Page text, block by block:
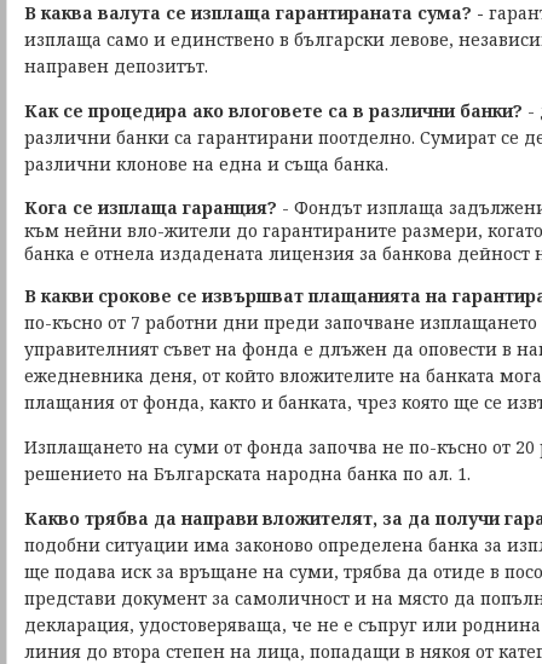
В каква валута се изплаща гарантираната сума? -
изплаща само и единствено в български левове,
направен депозитът.
Как се процедира ако влоговете са в различни банки? -
различни банки са гарантирани поотделно. Сумират се
различни клонове на една и съща банка.
Кога се изплаща гаранция? - Фондът изплаща
към нейни вло-жители до гарантираните размери,
банка е отнела издадената лицензия за банкова дейност
В какви срокове се извършват плащанията на
по-късно от 7 работни дни преди започване
управителният съвет на фонда е длъжен да оповести в
ежедневника деня, от който вложителите на банката
плащания от фонда, както и банката, чрез която ще се
Изплащането на суми от фонда започва не по-късно от 20
решението на Българската народна банка по ал. 1.
Какво трябва да направи вложителят, за да получи
подобни ситуации има законово определена банка за
ще подава иск за връщане на суми, трябва да отиде в
представи документ за самоличност и на място да
декларация, удостоверяваща, че не е съпруг или
линия до втора степен на лица, попадащи в някоя от